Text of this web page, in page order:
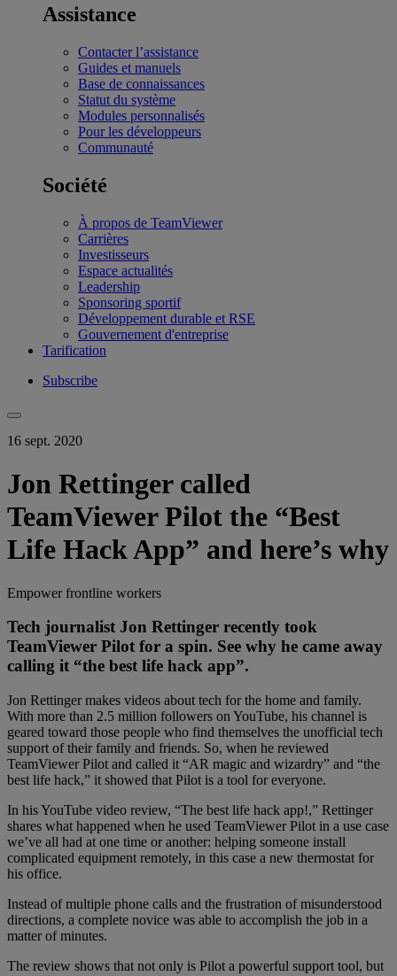
Assistance
Contacter l’assistance
Guides et manuels
Base de connaissances
Statut du système
Modules personnalisés
Pour les développeurs
Communauté
Société
À propos de TeamViewer
Carrières
Investisseurs
Espace actualités
Leadership
Sponsoring sportif
Développement durable et RSE
Gouvernement d'entreprise
Tarification
Subscribe
16 sept. 2020
Jon Rettinger called
TeamViewer Pilot the “Best
Life Hack App” and here’s why
Empower frontline workers
Tech journalist Jon Rettinger recently took
TeamViewer Pilot for a spin. See why he came away
calling it “the best life hack app”.
Jon Rettinger makes videos about tech for the home and family.
With more than 2.5 million followers on YouTube, his channel is
geared toward those people who find themselves the unofficial tech
support of their family and friends. So, when he reviewed
TeamViewer Pilot and called it “AR magic and wizardry” and “the
best life hack,” it showed that Pilot is a tool for everyone.
In his YouTube video review, “The best life hack app!,” Rettinger
shares what happened when he used TeamViewer Pilot in a use case
we’ve all had at one time or another: helping someone install
complicated equipment remotely, in this case a new thermostat for
his office.
Instead of multiple phone calls and the frustration of misunderstood
directions, a complete novice was able to accomplish the job in a
matter of minutes.
The review shows that not only is Pilot a powerful support tool, but